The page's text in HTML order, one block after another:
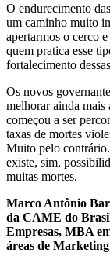
O endurecimento
um caminho muito
apertarmos o cerco
quem pratica esse
fortalecimento
Os novos
melhorar ainda mais
começou a ser
taxas de mortes
Muito pelo
existe, sim,
muitas mortes.
Marco Antônio
da CAME do
Empresas, MBA
áreas de Marketing